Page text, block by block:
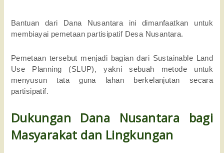
Bantuan dari Dana Nusantara ini dimanfaatkan untuk
membiayai pemetaan partisipatif Desa Nusantara.
Pemetaan tersebut menjadi bagian dari Sustainable Land
Use Planning (SLUP), yakni sebuah metode untuk
menyusun tata guna lahan berkelanjutan secara
partisipatif.
Dukungan Dana Nusantara bagi
Masyarakat dan Lingkungan